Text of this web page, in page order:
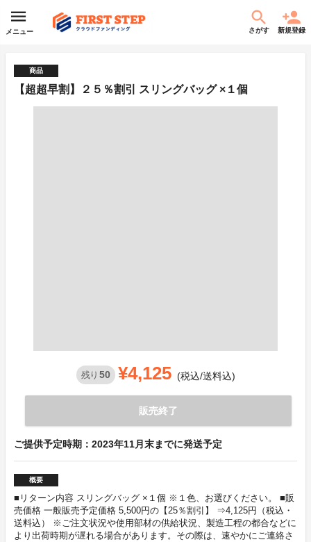
メニュー さがす 新規登録
商品
【超超早割】２５％割引 スリングバッグ ×１個
残り 50 ¥4,125 (税込/送料込)
販売終了
ご提供予定時期：2023年11月末までに発送予定
概要
■リターン内容 スリングバッグ ×１個 ※１色、お選びください。 ■販
売価格 一般販売予定価格 5,500円の【25％割引】 ⇒4,125円（税込・
送料込） ※ご注文状況や使用部材の供給状況、製造工程の都合などに
より出荷時期が遅れる場合があります。その際は、速やかにご連絡さ